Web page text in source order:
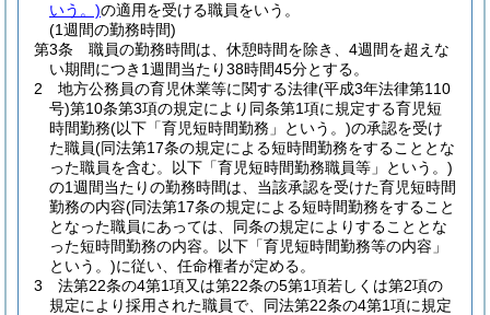
いう。)の適用を受ける職員をいう。
(1週間の勤務時間)
第3条
職員の勤務時間は、休憩時間を除き、4週間を超えな
い期間につき1週間当たり38時間45分とする。
2
地方公務員の育児休業等に関する法律(平成3年法律第110
号)第10条第3項の規定により同条第1項に規定する育児短
時間勤務(以下「育児短時間勤務」という。)の承認を受け
た職員(同法第17条の規定による短時間勤務をすることとな
った職員を含む。以下「育児短時間勤務職員等」という。)
の1週間当たりの勤務時間は、当該承認を受けた育児短時間
勤務の内容(同法第17条の規定による短時間勤務をすること
となった職員にあっては、同条の規定によりすることとな
った短時間勤務の内容。以下「育児短時間勤務等の内容」
という。)に従い、任命権者が定める。
3
法第22条の4第1項又は第22条の5第1項若しくは第2項の
規定により採用された職員で、同法第22条の4第1項に規定